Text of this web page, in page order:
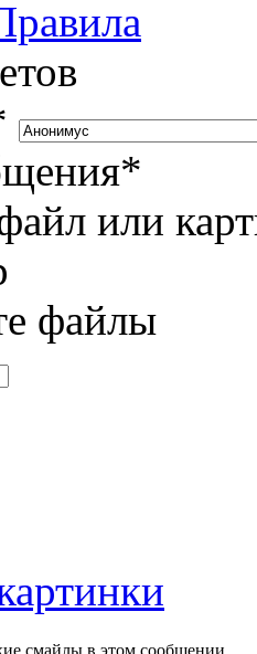
*
или
файлы
смайлы в этом сообщении